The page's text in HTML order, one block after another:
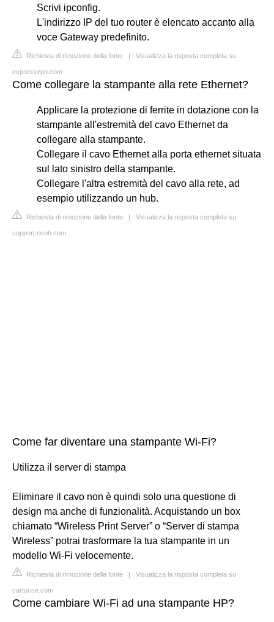
Scrivi ipconfig.
L'indirizzo IP del tuo router è elencato accanto alla
voce Gateway predefinito.
Richiesta di rimozione della fonte | Visualizza la risposta completa su
expressvpn.com
Come collegare la stampante alla rete Ethernet?
Applicare la protezione di ferrite in dotazione con la
stampante all'estremità del cavo Ethernet da
collegare alla stampante.
Collegare il cavo Ethernet alla porta ethernet situata
sul lato sinistro della stampante.
Collegare l'altra estremità del cavo alla rete, ad
esempio utilizzando un hub.
Richiesta di rimozione della fonte | Visualizza la risposta completa su
support.ricoh.com
Come far diventare una stampante Wi-Fi?
Utilizza il server di stampa
Eliminare il cavo non è quindi solo una questione di
design ma anche di funzionalità. Acquistando un box
chiamato “Wireless Print Server” o “Server di stampa
Wireless” potrai trasformare la tua stampante in un
modello Wi-Fi velocemente.
Richiesta di rimozione della fonte | Visualizza la risposta completa su
cartucce.com
Come cambiare Wi-Fi ad una stampante HP?